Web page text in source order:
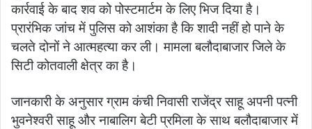
कार्रवाई के बाद शव को पोस्टमार्टम के लिए भिज दिया है।
प्रारंभिक जांच में पुलिस को आशंका है कि शादी नहीं हो पाने के
चलते दोनों ने आत्महत्या कर ली। मामला बलौदाबाजार जिले के
सिटी कोतवाली क्षेत्र का है।
जानकारी के अनुसार ग्राम कंची निवासी राजेंद्र साहू अपनी पत्नी
भुवनेश्वरी साहू और नाबालिग बेटी प्रमिला के साथ बलौदाबाजार में